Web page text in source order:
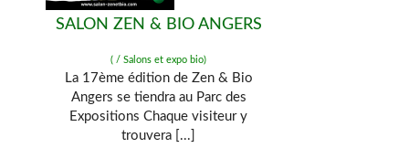
SALON ZEN & BIO ANGERS
( / Salons et expo bio)
La 17ème édition de Zen & Bio
Angers se tiendra au Parc des
Expositions Chaque visiteur y
trouvera [...]